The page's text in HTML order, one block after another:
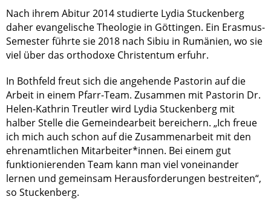
Nach ihrem Abitur 2014 studierte Lydia Stuckenberg
daher evangelische Theologie in Göttingen. Ein Erasmus-
Semester führte sie 2018 nach Sibiu in Rumänien, wo sie
viel über das orthodoxe Christentum erfuhr.
In Bothfeld freut sich die angehende Pastorin auf die
Arbeit in einem Pfarr-Team. Zusammen mit Pastorin Dr.
Helen-Kathrin Treutler wird Lydia Stuckenberg mit
halber Stelle die Gemeindearbeit bereichern. „Ich freue
ich mich auch schon auf die Zusammenarbeit mit den
ehrenamtlichen Mitarbeiter*innen. Bei einem gut
funktionierenden Team kann man viel voneinander
lernen und gemeinsam Herausforderungen bestreiten“,
so Stuckenberg.